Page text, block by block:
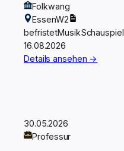
Folkwang
EssenW2
befristetMusikSchauspiel
16.08.2026
Details ansehen →
30.05.2026
Professur